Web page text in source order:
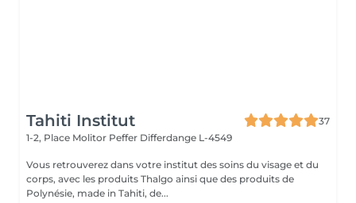
Tahiti Institut
37
1-2, Place Molitor Peffer Differdange L-4549
Vous retrouverez dans votre institut des soins du visage et du
corps, avec les produits Thalgo ainsi que des produits de
Polynésie, made in Tahiti, de...